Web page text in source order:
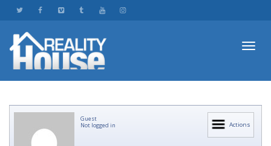
Actions
Guest
Not logged in